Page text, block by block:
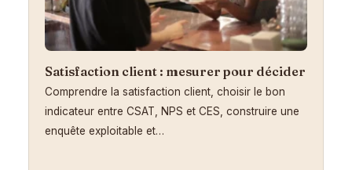
Satisfaction client : mesurer pour décider
Comprendre la satisfaction client, choisir le bon
indicateur entre CSAT, NPS et CES, construire une
enquête exploitable et…